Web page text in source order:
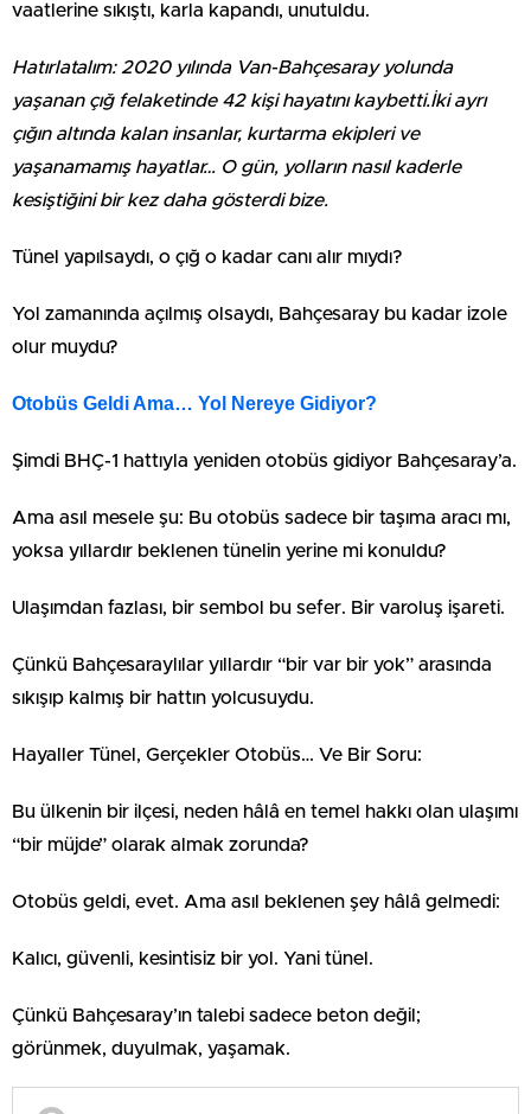
vaatlerine sıkıştı, karla kapandı, unutuldu.
Hatırlatalım: 2020 yılında Van-Bahçesaray yolunda
yaşanan çığ felaketinde 42 kişi hayatını kaybetti.İki ayrı
çığın altında kalan insanlar, kurtarma ekipleri ve
yaşanamamış hayatlar… O gün, yolların nasıl kaderle
kesiştiğini bir kez daha gösterdi bize.
Tünel yapılsaydı, o çığ o kadar canı alır mıydı?
Yol zamanında açılmış olsaydı, Bahçesaray bu kadar izole
olur muydu?
Otobüs Geldi Ama… Yol Nereye Gidiyor?
Şimdi BHÇ-1 hattıyla yeniden otobüs gidiyor Bahçesaray’a.
Ama asıl mesele şu: Bu otobüs sadece bir taşıma aracı mı,
yoksa yıllardır beklenen tünelin yerine mi konuldu?
Ulaşımdan fazlası, bir sembol bu sefer. Bir varoluş işareti.
Çünkü Bahçesaraylılar yıllardır “bir var bir yok” arasında
sıkışıp kalmış bir hattın yolcusuydu.
Hayaller Tünel, Gerçekler Otobüs… Ve Bir Soru:
Bu ülkenin bir ilçesi, neden hâlâ en temel hakkı olan ulaşımı
“bir müjde” olarak almak zorunda?
Otobüs geldi, evet. Ama asıl beklenen şey hâlâ gelmedi:
Kalıcı, güvenli, kesintisiz bir yol. Yani tünel.
Çünkü Bahçesaray’ın talebi sadece beton değil;
görünmek, duyulmak, yaşamak.